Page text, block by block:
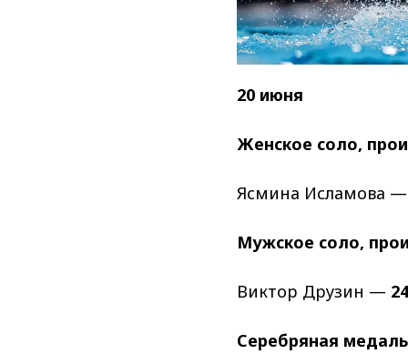
20 июня
Женское соло,
Ясмина Исламова
Мужское соло,
Виктор Друзин —
Серебряная медаль